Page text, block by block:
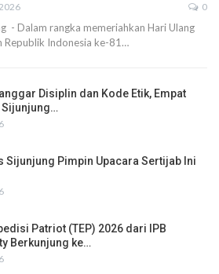
0
- Dalam rangka memeriahkan Hari Ulang
Republik Indonesia ke-81…
Disiplin dan Kode Etik, Empat
Sijunjung…
Sijunjung Pimpin Upacara Sertijab Ini
Patriot (TEP) 2026 dari IPB
Berkunjung ke…